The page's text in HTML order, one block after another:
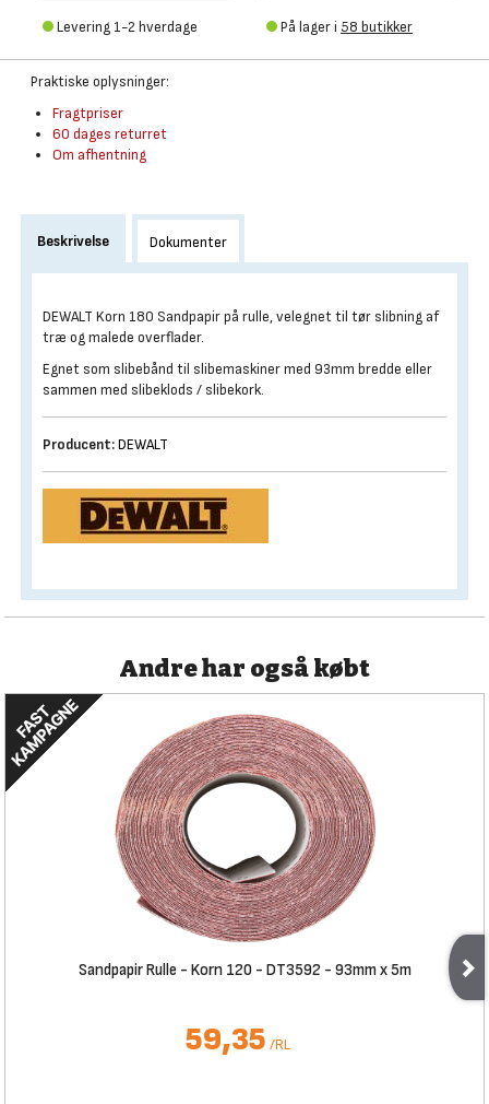
Levering 1-2 hverdage På lager i 58 butikker
Praktiske oplysninger:
Fragtpriser
60 dages returret
Om afhentning
Beskrivelse Dokumenter
DEWALT Korn 180 Sandpapir på rulle, velegnet til tør slibning af
træ og malede overflader.
Egnet som slibebånd til slibemaskiner med 93mm bredde eller
sammen med slibeklods / slibekork.
Producent:DEWALT
Andre har også købt
Sandpapir Rulle - Korn 120 - DT3592 - 93mm x 5m
59,35 /RL